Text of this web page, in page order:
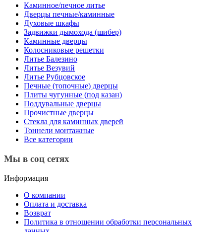
Каминное/печное литье
Дверцы печные/каминные
Духовые шкафы
Задвижки дымохода (шибер)
Каминные дверцы
Колосниковые решетки
Литье Балезино
Литье Везувий
Литье Рубцовское
Печные (топочные) дверцы
Плиты чугунные (под казан)
Поддувальные дверцы
Прочистные дверцы
Стекла для каминных дверей
Тоннели монтажные
Все категории
Мы в соц сетях
Информация
О компании
Оплата и доставка
Возврат
Политика в отношении обработки персональных